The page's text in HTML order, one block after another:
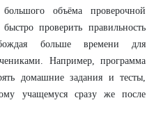
объёма проверочной
проверить правильность
больше времени для
Например, программа
домашние задания и тесты,
учащемуся сразу же после